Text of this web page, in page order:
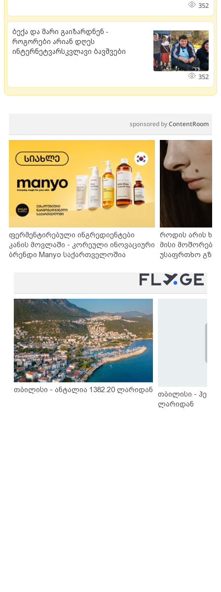
352
ბექა და მარი გაიზარდნენ -
როგორები არიან დღეს
ინტერნეტვარსკვლავი ბავშვები
352
sponsored byContentRoom
ფერმენტირებული ინგრედიენტები
კანის მოვლაში - კორეული ინოვაციური
ბრენდი Manyo საქართველოშია
როდის არის
მისი
უსაფრთხო
თბილისი - ანტალია 1382.20 ლარიდან
თბილისი -
ლარიდან